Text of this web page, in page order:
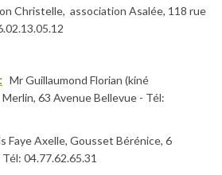
association Asalée, 118 rue
Mr Guillaumond Florian (kiné
63 Avenue Bellevue - Tél:
Gousset Bérénice, 6
04.77.62.65.31